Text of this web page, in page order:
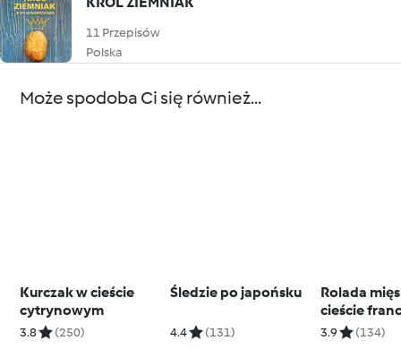
11 Przepisów
Polska
Może spodoba Ci się również...
Kurczak w cieście
cytrynowym
3.8 (250)
Śledzie po japońsku
4.4 (131)
Rolada
cieście
3.9 (134)